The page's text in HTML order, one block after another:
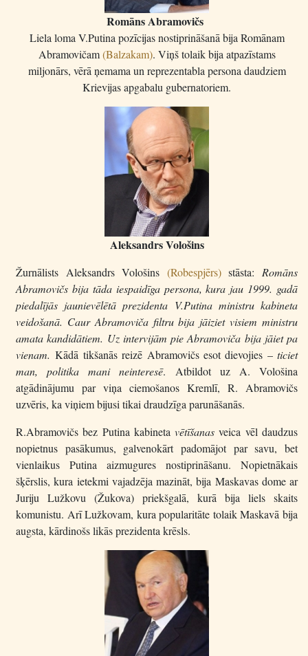
Romāns Abramovičs
Liela loma V.Putina pozīcijas nostiprināšanā bija Romānam
Abramovičam(Balzakam). Viņš tolaik bija atpazīstams
miljonārs, vērā ņemama un reprezentabla persona daudziem
Krievijas apgabalu gubernatoriem.
Aleksandrs Vološins
Žurnālists Aleksandrs Vološins (Robespjērs)stāsta:Romāns
Abramovičs bija tāda iespaidīga persona, kura jau 1999. gadā
piedalījās jaunievēlētā prezidenta V.Putina ministru kabineta
veidošanā. Caur Abramoviča filtru bija jāiziet visiem ministru
amata kandidātiem. Uz intervijām pie Abramoviča bija jāiet pa
vienam.Kādā tikšanās reizē Abramovičs esot dievojies – ticiet
man, politika mani neinteresē. Atbildot uz A. Vološina
atgādinājumu par viņa ciemošanos Kremlī, R. Abramovičs
uzvēris, ka viņiem bijusi tikai draudzīga parunāšanās.
R.Abramovičs bez Putina kabinetavētīšanas veica vēl daudzus
nopietnus pasākumus, galvenokārt padomājot par savu, bet
vienlaikus Putina aizmugures nostiprināšanu. Nopietnākais
šķērslis, kura ietekmi vajadzēja mazināt, bija Maskavas dome ar
Juriju Lužkovu (Žukova) priekšgalā, kurā bija liels skaits
komunistu. Arī Lužkovam, kura popularitāte tolaik Maskavā bija
augsta, kārdinošs likās prezidenta krēsls.